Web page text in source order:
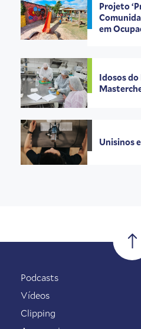
Projeto
em
Idosos
Unisinos
Podcasts
Vídeos
Clipping